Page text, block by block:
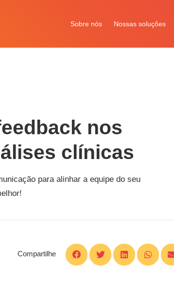
Sobre nós Nossas soluções
nos
clínicas
para alinhar a equipe do seu
Compartilhe